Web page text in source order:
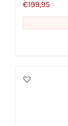
€199,95